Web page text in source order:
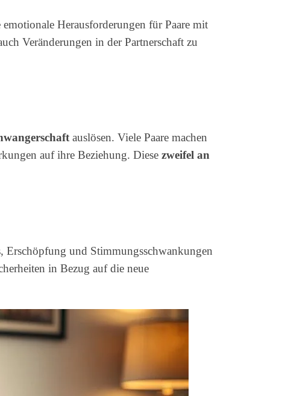
Herausforderungen für Paare mit
Veränderungen in der Partnerschaft zu
auslösen. Viele Paare machen
auf ihre Beziehung. Diese zweifel an
Erschöpfung und Stimmungsschwankungen
in Bezug auf die neue